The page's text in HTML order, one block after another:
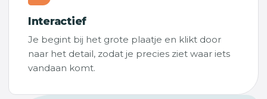
Interactief
Je begint bij het grote plaatje en klikt door
naar het detail, zodat je precies ziet waar iets
vandaan komt.